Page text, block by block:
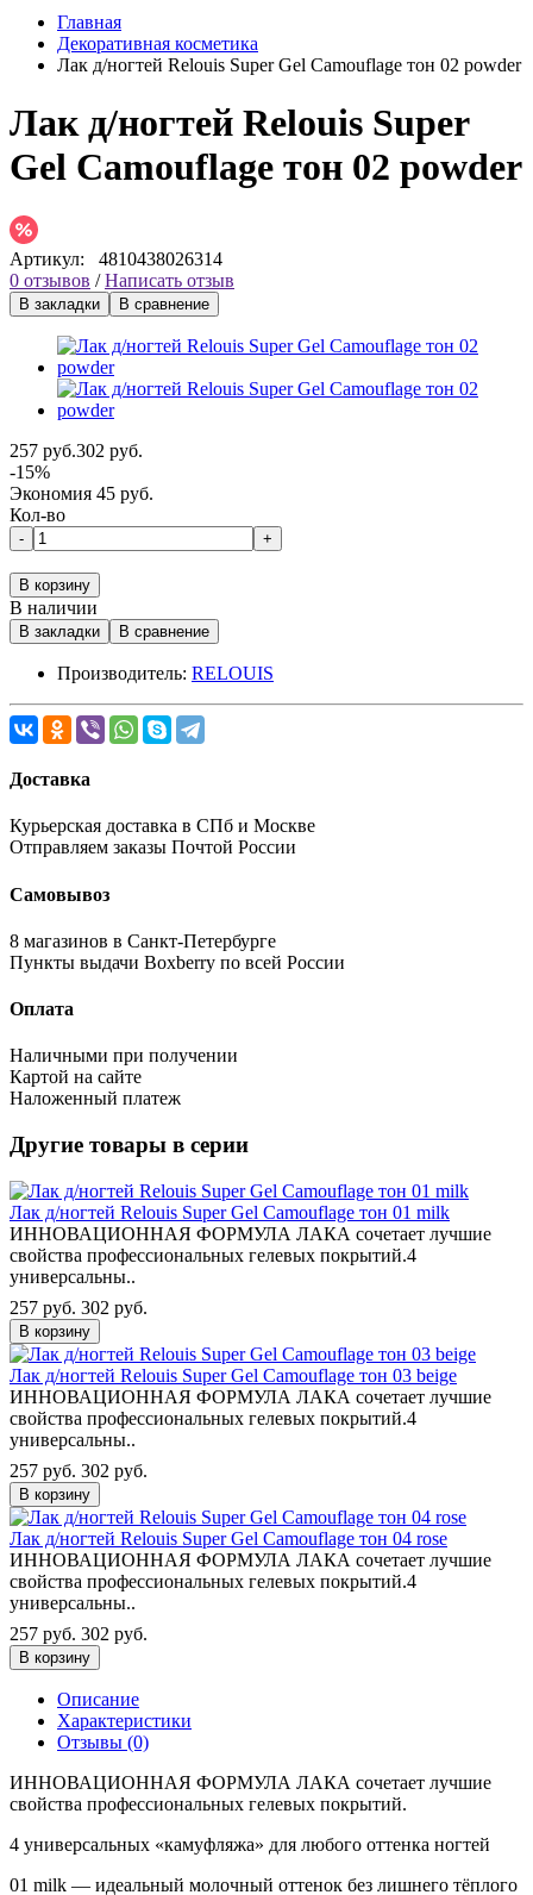
Главная
Декоративная косметика
Лак д/ногтей Relouis Super Gel Camouflage тон 02 powder
Лак д/ногтей Relouis Super
Gel Camouflage тон 02 powder
Артикул: 4810438026314
0 отзывов /Написать отзыв
В закладки В сравнение
257 руб.302 руб.
-15%
Экономия 45 руб.
Кол-во
- +
В корзину
В наличии
В закладки В сравнение
Производитель: RELOUIS
Доставка
Курьерская доставка в СПб и Москве
Отправляем заказы Почтой России
Самовывоз
8 магазинов в Санкт-Петербурге
Пункты выдачи Boxberry по всей России
Оплата
Наличными при получении
Картой на сайте
Наложенный платеж
Другие товары в серии
Лак д/ногтей Relouis Super Gel Camouflage тон 01 milk
ИННОВАЦИОННАЯ ФОРМУЛА ЛАКА сочетает лучшие
свойства профессиональных гелевых покрытий.4
универсальны..
257 руб. 302 руб.
В корзину
Лак д/ногтей Relouis Super Gel Camouflage тон 03 beige
ИННОВАЦИОННАЯ ФОРМУЛА ЛАКА сочетает лучшие
свойства профессиональных гелевых покрытий.4
универсальны..
257 руб. 302 руб.
В корзину
Лак д/ногтей Relouis Super Gel Camouflage тон 04 rose
ИННОВАЦИОННАЯ ФОРМУЛА ЛАКА сочетает лучшие
свойства профессиональных гелевых покрытий.4
универсальны..
257 руб. 302 руб.
В корзину
Описание
Характеристики
Отзывы (0)
ИННОВАЦИОННАЯ ФОРМУЛА ЛАКА сочетает лучшие
свойства профессиональных гелевых покрытий.
4 универсальных «камуфляжа» для любого оттенка ногтей
01 milk — идеальный молочный оттенок без лишнего тёплого